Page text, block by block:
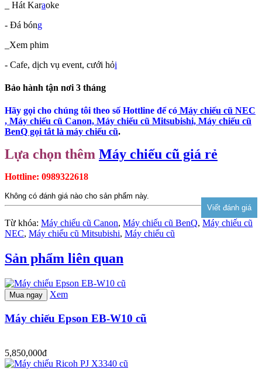
_ Hát Karaoke
- Đá bóng
_Xem phim
- Cafe, dịch vụ event, cưới hỏi
Bảo hành tận nơi 3 tháng
Hãy gọi cho chúng tôi theo số Hottline để có Máy chiếu cũ NEC
, Máy chiếu cũ Canon, Máy chiếu cũ Mitsubishi, Máy chiếu cũ
BenQ gọi tắt là máy chiếu cũ.
Lựa chọn thêm Máy chiếu cũ giá rẻ
Hottline: 0989322618
Không có đánh giá nào cho sản phẩm này.
Từ khóa: Máy chiếu cũ Canon, Máy chiếu cũ BenQ, Máy chiếu cũ
NEC, Máy chiếu cũ Mitsubishi, Máy chiếu cũ
Sản phẩm liên quan
Mua ngay Xem
Máy chiếu Epson EB-W10 cũ
5,850,000đ